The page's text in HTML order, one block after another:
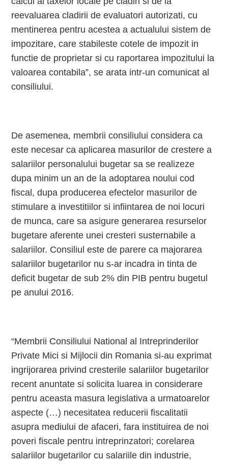
reevaluarea cladirii de evaluatori autorizati, cu
mentinerea pentru acestea a actualului sistem de
impozitare, care stabileste cotele de impozit in
functie de proprietar si cu raportarea impozitului la
valoarea contabila”, se arata intr-un comunicat al
consiliului.
De asemenea, membrii consiliului considera ca
este necesar ca aplicarea masurilor de crestere a
salariilor personalului bugetar sa se realizeze
dupa minim un an de la adoptarea noului cod
fiscal, dupa producerea efectelor masurilor de
stimulare a investitiilor si infiintarea de noi locuri
de munca, care sa asigure generarea resurselor
bugetare aferente unei cresteri susternabile a
salariilor. Consiliul este de parere ca majorarea
salariilor bugetarilor nu s-ar incadra in tinta de
deficit bugetar de sub 2% din PIB pentru bugetul
pe anului 2016.
“Membrii Consiliului National al Intreprinderilor
Private Mici si Mijlocii din Romania si-au exprimat
ingrijorarea privind cresterile salariilor bugetarilor
recent anuntate si solicita luarea in considerare
pentru aceasta masura legislativa a urmatoarelor
aspecte (…) necesitatea reducerii fiscalitatii
asupra mediului de afaceri, fara instituirea de noi
poveri fiscale pentru intreprinzatori; corelarea
salariilor bugetarilor cu salariile din industrie,